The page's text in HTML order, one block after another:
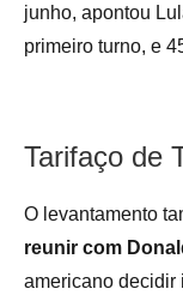
junho, apontou
primeiro turno, e
Tarifaço de
O levantamento
reunir com
americano decidir